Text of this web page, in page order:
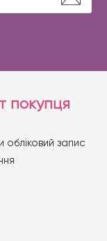
покупця
обліковий запис